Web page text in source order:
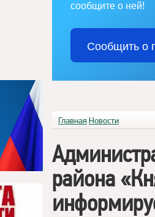
сообщите о ней!
Сообщить о
Главная Новости
района